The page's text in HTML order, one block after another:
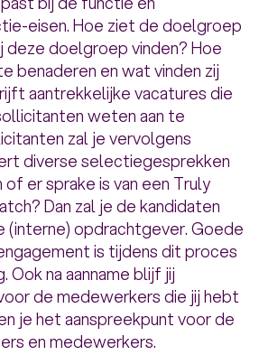
eisen. Hoe ziet de doelgroep
deze doelgroep vinden? Hoe
benaderen en wat vinden zij
aantrekkelijke vacatures die
weten aan te
zal je vervolgens
diverse selectiegesprekken
er sprake is van een Truly
Dan zal je de kandidaten
(interne) opdrachtgever. Goede
is tijdens dit proces
Ook na aanname blijf jij
de medewerkers die jij hebt
je het aanspreekpunt voor de
en medewerkers.